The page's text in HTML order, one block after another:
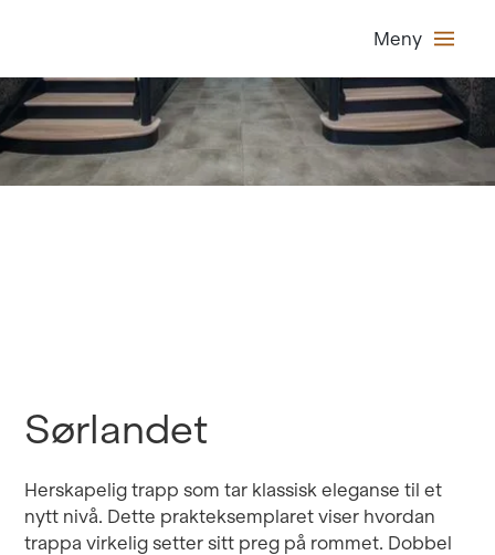
Meny
Sørlandet
Herskapelig trapp som tar klassisk eleganse til et
nytt nivå. Dette prakteksemplaret viser hvordan
trappa virkelig setter sitt preg på rommet. Dobbel